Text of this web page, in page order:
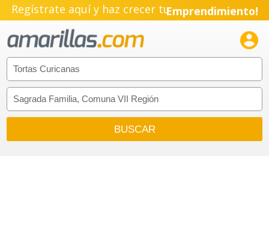
Regístrate aquí y haz crecer tuEmprendimiento!
